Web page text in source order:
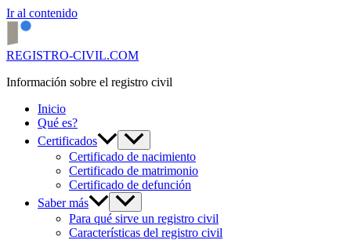
Ir al contenido
REGISTRO-CIVIL.COM
Información sobre el registro civil
Inicio
Qué es?
Certificados
Certificado de nacimiento
Certificado de matrimonio
Certificado de defunción
Saber más
Para qué sirve un registro civil
Características del registro civil